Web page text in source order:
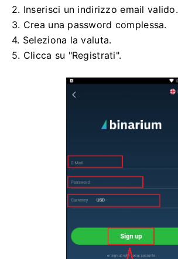
2. Inserisci un indirizzo email valido.
3. Crea una password complessa.
4. Seleziona la valuta.
5. Clicca su "Registrati".